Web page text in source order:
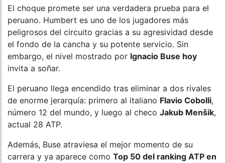
El choque promete ser una verdadera prueba para el
peruano. Humbert es uno de los jugadores más
peligrosos del circuito gracias a su agresividad desde
el fondo de la cancha y su potente servicio. Sin
embargo, el nivel mostrado por Ignacio Buse hoy
invita a soñar.
El peruano llega encendido tras eliminar a dos rivales
de enorme jerarquía: primero al italiano Flavio Cobolli,
número 12 del mundo, y luego al checo Jakub Menšik,
actual 28 ATP.
Además, Buse atraviesa el mejor momento de su
carrera y ya aparece como Top 50 del ranking ATP en